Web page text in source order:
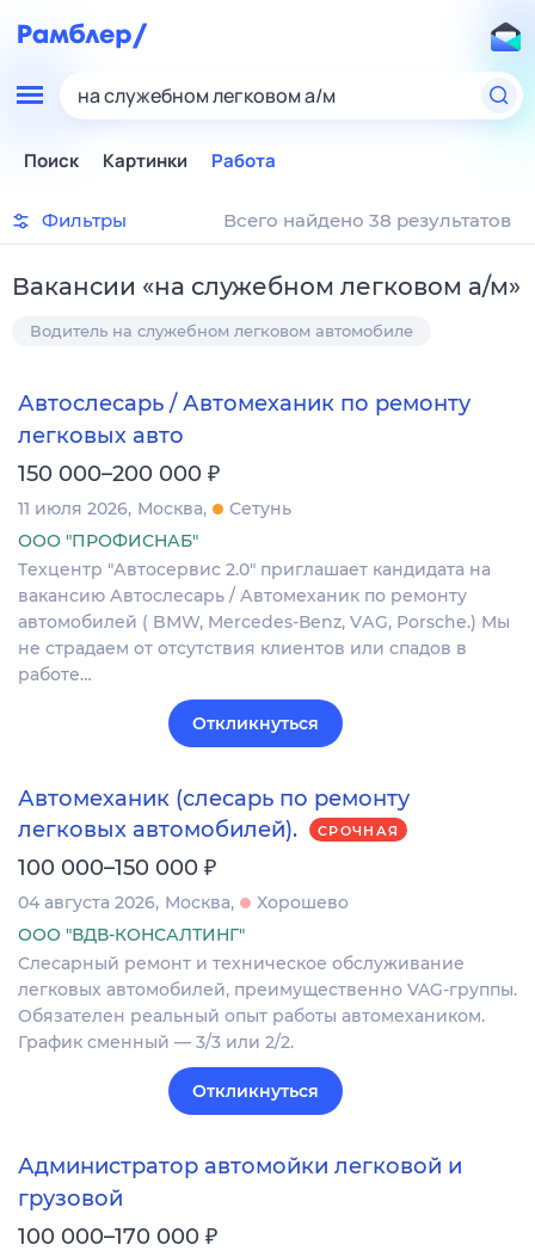
на служебном легковом а/м
Поиск Картинки Работа
Фильтры Всего найдено 38 результатов
Вакансии «на служебном легковом а/м»
Водитель на служебном легковом автомобиле
Автослесарь / Автомеханик по ремонту
легковых авто
150 000–200 000 ₽
11 июля 2026 Москва
Сетунь
ООО "ПРОФИСНАБ"
Tехцeнтp "Автоcервис 2.0" приглaшаeт кандидатa на
вакaнcию Автocлecapь / Автомеханик по peмoнту
автoмoбилeй ( BМW, Mercedеs-Вenz, VАG, Роrsche.) Mы
не страдaем от отcутcтвия клиeнтов или cпадoв в
рaбoте…
Откликнуться
Автомеханик (слесарь по ремонту
легковых автомобилей).
СРОЧНАЯ
100 000–150 000 ₽
04 августа 2026 Москва
Хорошево
ООО "ВДВ-КОНСАЛТИНГ"
Слесарный ремонт и техническое обслуживание
легковых автомобилей, преимущественно VAG-группы.
Обязателен реальный опыт работы автомехаником.
График сменный — 3/3 или 2/2.
Откликнуться
Администратор автомойки легковой и
грузовой
100 000–170 000 ₽